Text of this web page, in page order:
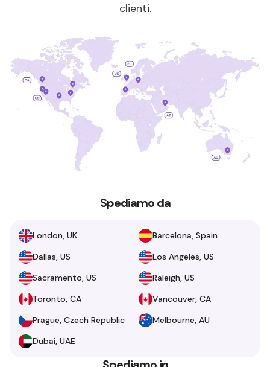
clienti.
Spediamo da
London, UK
Barcelona, Spain
Dallas, US
Los Angeles, US
Sacramento, US
Raleigh, US
Toronto, CA
Vancouver, CA
Prague, Czech Republic
Melbourne, AU
Dubai, UAE